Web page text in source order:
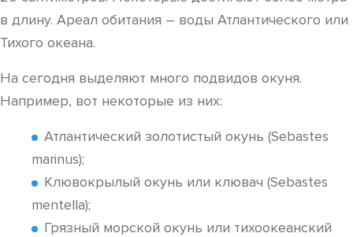
в длину. Ареал обитания – воды Атлантического или
Тихого океана.
На сегодня выделяют много подвидов окуня.
Например, вот некоторые из них:
Атлантический золотистый окунь (Sebastes
marinus);
Клювокрылый окунь или клювач (Sebastes
mentella);
Грязный морской окунь или тихоокеанский